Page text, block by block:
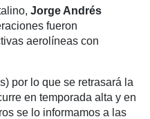
Jorge Andrés
fueron
aerolíneas con
por lo que se retrasará la
en temporada alta y en
se lo informamos a las